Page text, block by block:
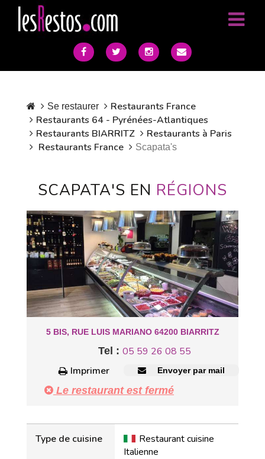
Se restaurer
Restaurants France
Restaurants 64 - Pyrénées-Atlantiques
Restaurants BIARRITZ
Restaurants à Paris
Restaurants France
Scapata's
SCAPATA'S EN RÉGIONS
5 BIS, RUE LUIS MARIANO 64200 BIARRITZ
Tel : 05 59 26 08 55
Imprimer
Envoyer par mail
Le restaurant est fermé
Type de cuisine
Restaurant cuisine
Italienne